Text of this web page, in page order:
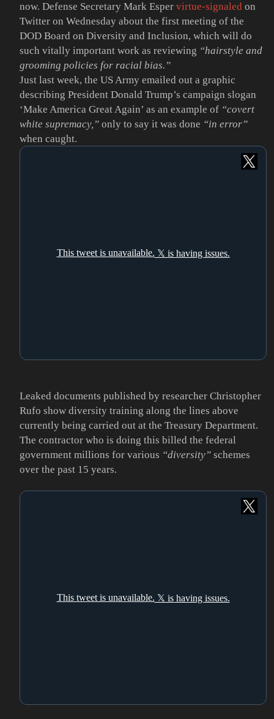
now. Defense Secretary Mark Esper virtue-signaled on
Twitter on Wednesday about the first meeting of the
DOD Board on Diversity and Inclusion, which will do
such vitally important work as reviewing “hairstyle and
grooming policies for racial bias.”
Just last week, the US Army emailed out a graphic
describing President Donald Trump’s campaign slogan
‘Make America Great Again’ as an example of “covert
white supremacy,” only to say it was done “in error”
when caught.
Leaked documents published by researcher Christopher
Rufo show diversity training along the lines above
currently being carried out at the Treasury Department.
The contractor who is doing this billed the federal
government millions for various “diversity” schemes
over the past 15 years.